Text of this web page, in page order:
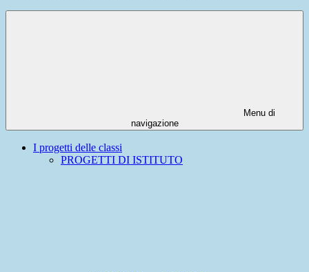
Menu di
navigazione
I progetti delle classi
PROGETTI DI ISTITUTO